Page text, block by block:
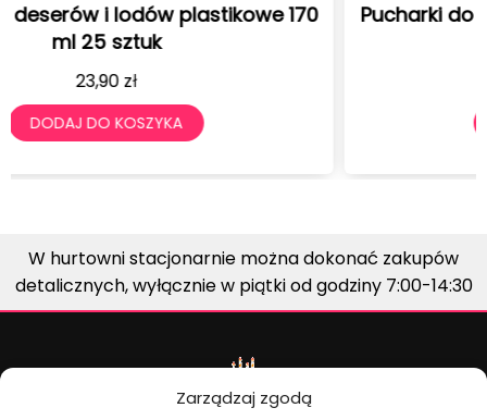
Zarządzaj zgodą
Pucharki do deserów i lodów plastikowe 120
DODAJ DO KOSZYKA
W hurtowni stacjonarnie można dokonać zakupów
detalicznych, wyłącznie w piątki od godziny 7:00-14:30